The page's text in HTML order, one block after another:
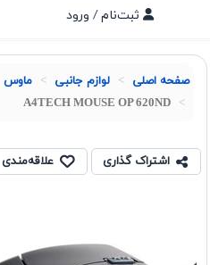
ثبت‌نام / ورود
صفحه اصلی لوازم جانبی ماوس
A4TECH MOUSE OP 620ND
اشتراک گذاری علاقه‌مندی